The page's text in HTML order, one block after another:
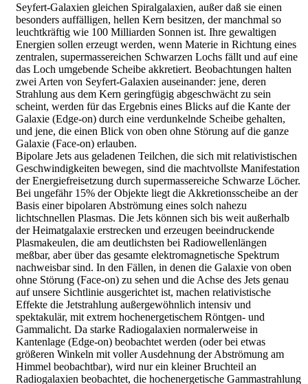
Seyfert-Galaxien gleichen Spiralgalaxien, außer daß sie einen
besonders auffälligen, hellen Kern besitzen, der manchmal so
leuchtkräftig wie 100 Milliarden Sonnen ist. Ihre gewaltigen
Energien sollen erzeugt werden, wenn Materie in Richtung eines
zentralen, supermassereichen Schwarzen Lochs fällt und auf eine
das Loch umgebende Scheibe akkretiert. Beobachtungen halten
zwei Arten von Seyfert-Galaxien auseinander: jene, deren
Strahlung aus dem Kern geringfügig abgeschwächt zu sein
scheint, werden für das Ergebnis eines Blicks auf die Kante der
Galaxie (Edge-on) durch eine verdunkelnde Scheibe gehalten,
und jene, die einen Blick von oben ohne Störung auf die ganze
Galaxie (Face-on) erlauben.
Bipolare Jets aus geladenen Teilchen, die sich mit relativistischen
Geschwindigkeiten bewegen, sind die machtvollste Manifestation
der Energiefreisetzung durch supermassereiche Schwarze Löcher.
Bei ungefähr 15% der Objekte liegt die Akkretionsscheibe an der
Basis einer bipolaren Abströmung eines solch nahezu
lichtschnellen Plasmas. Die Jets können sich bis weit außerhalb
der Heimatgalaxie erstrecken und erzeugen beeindruckende
Plasmakeulen, die am deutlichsten bei Radiowellenlängen
meßbar, aber über das gesamte elektromagnetische Spektrum
nachweisbar sind. In den Fällen, in denen die Galaxie von oben
ohne Störung (Face-on) zu sehen und die Achse des Jets genau
auf unsere Sichtlinie ausgerichtet ist, machen relativistische
Effekte die Jetstrahlung außergewöhnlich intensiv und
spektakulär, mit extrem hochenergetischem Röntgen- und
Gammalicht. Da starke Radiogalaxien normalerweise in
Kantenlage (Edge-on) beobachtet werden (oder bei etwas
größeren Winkeln mit voller Ausdehnung der Abströmung am
Himmel beobachtbar), wird nur ein kleiner Bruchteil an
Radiogalaxien beobachtet, die hochenergetische Gammastrahlung